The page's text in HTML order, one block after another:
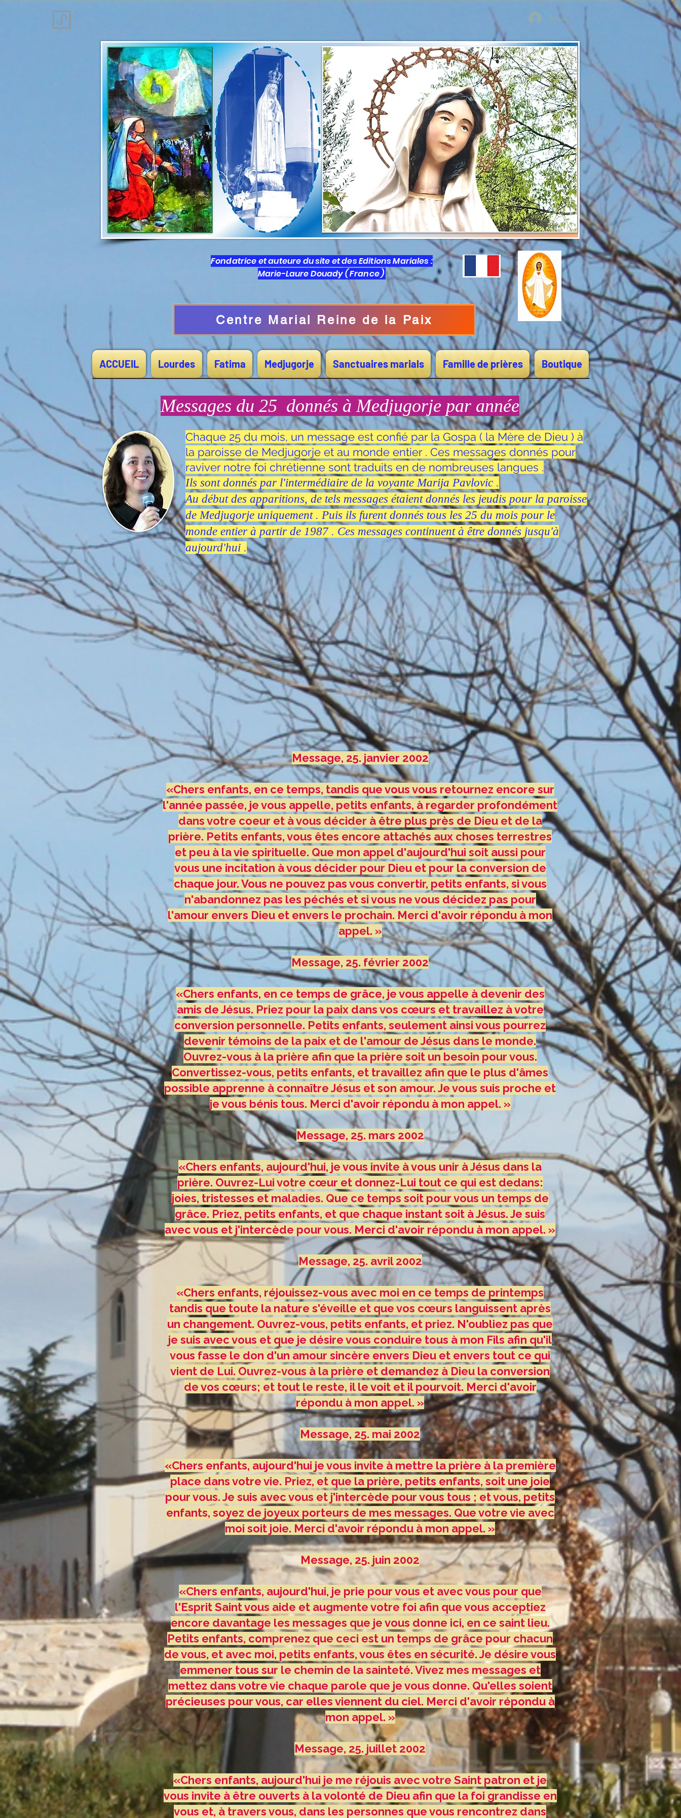
Iniciar sesión
Fondatrice et auteure du site et des Editions Mariales :
Marie-Laure Douady ( France )
Centre Marial Reine de la Paix
ACCUEIL Lourdes Fatima Medjugorje Sanctuaires marials Famille de prières Boutique
Messages du 25 donnés à Medjugorje par année
Chaque 25 du mois, un message est confié par la Gospa ( la Mère de Dieu ) à
la paroisse de Medjugorje et au monde entier . Ces messages donnés pour
raviver notre foi chrétienne sont traduits en de nombreuses langues .
Ils sont donnés par l'intermédiaire de la voyante Marija Pavlovic .
Au début des apparitions, de tels messages étaient donnés les jeudis pour la paroisse
de Medjugorje uniquement . Puis ils furent donnés tous les 25 du mois pour le
monde entier à partir de 1987 . Ces messages continuent à être donnés jusqu'à
aujourd'hui .
Message, 25. janvier 2002
«Chers enfants, en ce temps, tandis que vous vous retournez encore sur
l'année passée, je vous appelle, petits enfants, à regarder profondément
dans votre coeur et à vous décider à être plus près de Dieu et de la
prière. Petits enfants, vous êtes encore attachés aux choses terrestres
et peu à la vie spirituelle. Que mon appel d'aujourd'hui soit aussi pour
vous une incitation à vous décider pour Dieu et pour la conversion de
chaque jour. Vous ne pouvez pas vous convertir, petits enfants, si vous
n'abandonnez pas les péchés et si vous ne vous décidez pas pour
l'amour envers Dieu et envers le prochain. Merci d'avoir répondu à mon
appel. »
Message, 25. février 2002
«Chers enfants, en ce temps de grâce, je vous appelle à devenir des
amis de Jésus. Priez pour la paix dans vos cœurs et travaillez à votre
conversion personnelle. Petits enfants, seulement ainsi vous pourrez
devenir témoins de la paix et de l'amour de Jésus dans le monde.
Ouvrez-vous à la prière afin que la prière soit un besoin pour vous.
Convertissez-vous, petits enfants, et travaillez afin que le plus d'âmes
possible apprenne à connaître Jésus et son amour. Je vous suis proche et
je vous bénis tous. Merci d'avoir répondu à mon appel. »
Message, 25. mars 2002
«Chers enfants, aujourd'hui, je vous invite à vous unir à Jésus dans la
prière. Ouvrez-Lui votre cœur et donnez-Lui tout ce qui est dedans:
joies, tristesses et maladies. Que ce temps soit pour vous un temps de
grâce. Priez, petits enfants, et que chaque instant soit à Jésus. Je suis
avec vous et j'intercède pour vous. Merci d'avoir répondu à mon appel. »
Message, 25. avril 2002
«Chers enfants, réjouissez-vous avec moi en ce temps de printemps
tandis que toute la nature s'éveille et que vos cœurs languissent après
un changement. Ouvrez-vous, petits enfants, et priez. N'oubliez pas que
je suis avec vous et que je désire vous conduire tous à mon Fils afin qu'il
vous fasse le don d'un amour sincère envers Dieu et envers tout ce qui
vient de Lui. Ouvrez-vous à la prière et demandez à Dieu la conversion
de vos cœurs; et tout le reste, il le voit et il pourvoit. Merci d'avoir
répondu à mon appel. »
Message, 25. mai 2002
«Chers enfants, aujourd'hui je vous invite à mettre la prière à la première
place dans votre vie. Priez, et que la prière, petits enfants, soit une joie
pour vous. Je suis avec vous et j'intercède pour vous tous ; et vous, petits
enfants, soyez de joyeux porteurs de mes messages. Que votre vie avec
moi soit joie. Merci d'avoir répondu à mon appel. »
Message, 25. juin 2002
«Chers enfants, aujourd'hui, je prie pour vous et avec vous pour que
l'Esprit Saint vous aide et augmente votre foi afin que vous acceptiez
encore davantage les messages que je vous donne ici, en ce saint lieu.
Petits enfants, comprenez que ceci est un temps de grâce pour chacun
de vous, et avec moi, petits enfants, vous êtes en sécurité. Je désire vous
emmener tous sur le chemin de la sainteté. Vivez mes messages et
mettez dans votre vie chaque parole que je vous donne. Qu'elles soient
précieuses pour vous, car elles viennent du ciel. Merci d'avoir répondu à
mon appel. »
Message, 25. juillet 2002
«Chers enfants, aujourd'hui je me réjouis avec votre Saint patron et je
vous invite à être ouverts à la volonté de Dieu afin que la foi grandisse en
vous et, à travers vous, dans les personnes que vous rencontrez dans